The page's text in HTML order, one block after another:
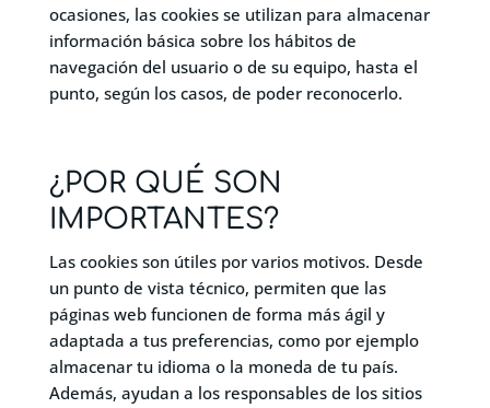
ocasiones, las cookies se utilizan para almacenar
información básica sobre los hábitos de
navegación del usuario o de su equipo, hasta el
punto, según los casos, de poder reconocerlo.
¿POR QUÉ SON
IMPORTANTES?
Las cookies son útiles por varios motivos. Desde
un punto de vista técnico, permiten que las
páginas web funcionen de forma más ágil y
adaptada a tus preferencias, como por ejemplo
almacenar tu idioma o la moneda de tu país.
Además, ayudan a los responsables de los sitios